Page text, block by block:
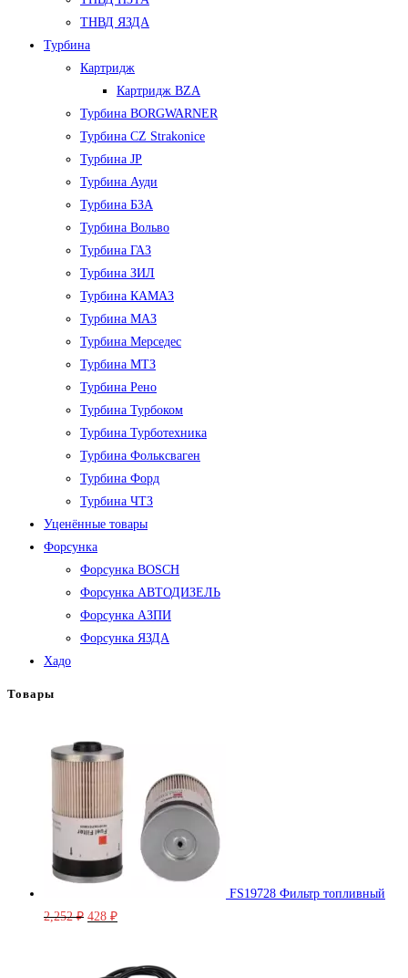
ТНВД ЯЗДА
Турбина
Картридж
Картридж BZA
Турбина BORGWARNER
Турбина CZ Strakonice
Турбина JP
Турбина Ауди
Турбина БЗА
Турбина Вольво
Турбина ГАЗ
Турбина ЗИЛ
Турбина КАМАЗ
Турбина МАЗ
Турбина Мерседес
Турбина МТЗ
Турбина Рено
Турбина Турбоком
Турбина Турботехника
Турбина Фольксваген
Турбина Форд
Турбина ЧТЗ
Уценённые товары
Форсунка
Форсунка BOSCH
Форсунка АВТОДИЗЕЛЬ
Форсунка АЗПИ
Форсунка ЯЗДА
Хадо
Товары
FS19728 Фильтр топливный
2,252₽ Первоначальная
428 ₽Текущая